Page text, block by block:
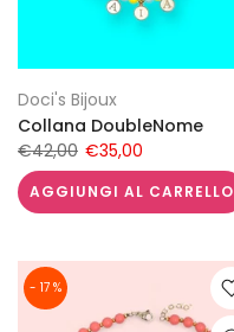
Doci's Bijoux
Collana DoubleNome
€42,00 €35,00
AGGIUNGI AL CARRELLO
- 17 %